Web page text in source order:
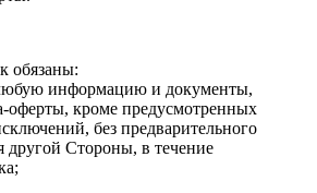
обязаны:
информацию и документы,
оферты, кроме предусмотренных
без предварительного
другой Стороны, в течение